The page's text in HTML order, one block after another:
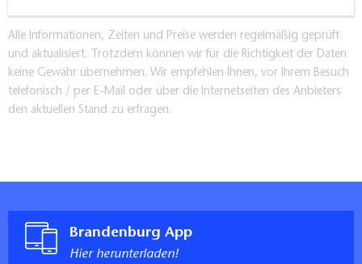
Alle Informationen, Zeiten und Preise werden regelmäßig geprüft
und aktualisiert. Trotzdem können wir für die Richtigkeit der Daten
keine Gewähr übernehmen. Wir empfehlen Ihnen, vor Ihrem Besuch
telefonisch / per E-Mail oder über die Internetseiten des Anbieters
den aktuellen Stand zu erfragen.
Brandenburg App
Hier herunterladen!